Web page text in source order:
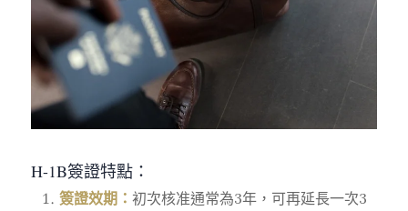
H-1B簽證特點：
簽證效期： 初次核准通常為3年，可再延長一次3